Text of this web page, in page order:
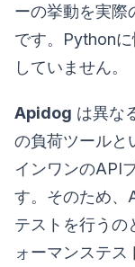
ーの挙動を実際
です。Python
していません。
Apidog は異な
の負荷ツールと
インワンのAPI
す。そのため、
テストを行うの
ォーマンステ